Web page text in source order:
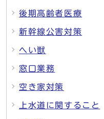
後期高齢者医療
新幹線公害対策
へい獣
窓口業務
空き家対策
上水道に関すること